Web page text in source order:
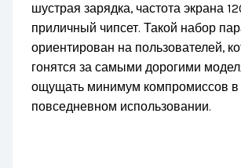
шустрая зарядка, частота экрана
приличный чипсет. Такой набор
ориентирован на пользователей,
гонятся за самыми дорогими
ощущать минимум компромиссов в
повседневном использовании.